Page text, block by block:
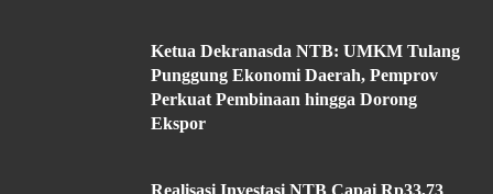
Ketua Dekranasda NTB: UMKM Tulang
Punggung Ekonomi Daerah, Pemprov
Perkuat Pembinaan hingga Dorong
Ekspor